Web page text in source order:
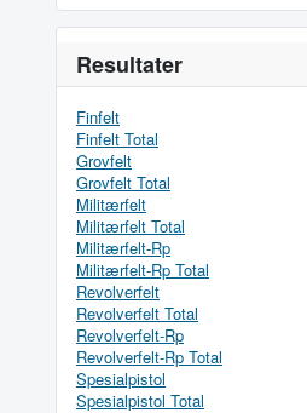
Resultater
Finfelt
Finfelt Total
Grovfelt
Grovfelt Total
Militærfelt
Militærfelt Total
Militærfelt-Rp
Militærfelt-Rp Total
Revolverfelt
Revolverfelt Total
Revolverfelt-Rp
Revolverfelt-Rp Total
Spesialpistol
Spesialpistol Total